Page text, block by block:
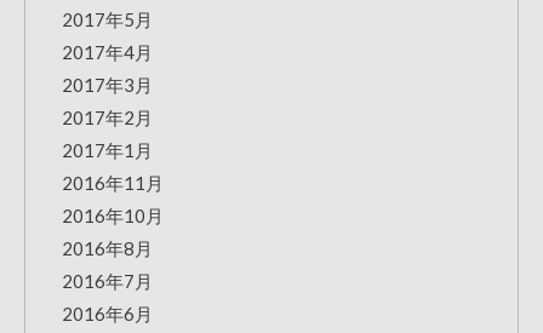
2017年5月
2017年4月
2017年3月
2017年2月
2017年1月
2016年11月
2016年10月
2016年8月
2016年7月
2016年6月